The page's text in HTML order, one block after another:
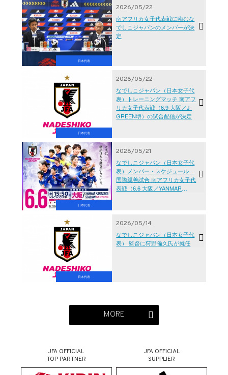
日本代表
2026/05/22
南アフリカ女子代表戦に臨むな
でしこジャパンのメンバーが決
定
日本代表
2026/05/22
なでしこジャパン（日本女子代
表）トレーニングマッチ 南アフ
リカ女子代表戦（6.9 大阪／J-
GREEN堺）の試合配信が決定
日本代表
2026/05/21
なでしこジャパン（日本女子代
表）メンバー・スケジュール
国際親善試合 南アフリカ女子代
表戦（6.6 大阪／YANMAR
日本代表
2026/05/14
なでしこジャパン（日本女子代
表） 監督に狩野倫久氏が就任
MORE
JFA OFFICIAL
TOP PARTNER
JFA OFFICIAL
SUPPLIER